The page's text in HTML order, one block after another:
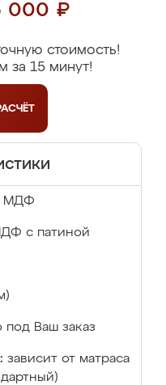
000 ₽
стоимость!
за 15 минут!
МДФ
с патиной
под Ваш заказ
зависит от матраса